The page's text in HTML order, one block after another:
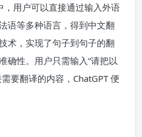
，用户可以直接通过输入外语
语等多种语言，得到中文翻
术，实现了句子到句子的翻
确性。用户只需输入“请把以
要翻译的内容，ChatGPT 便